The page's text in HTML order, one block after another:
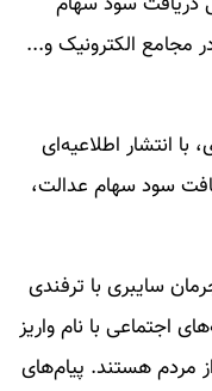
مجامع الکترونیک و...
انتشار اطلاعیه‌ای
سود سهام عدالت،
سایبری با ترفندی
اجتماعی با نام واریز
مردم هستند. پیام‌های